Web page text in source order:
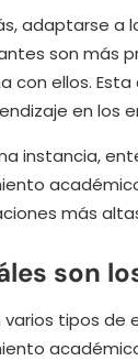
adaptarse a
son más
con ellos.
en los
instancia,
más
son
varios tipos